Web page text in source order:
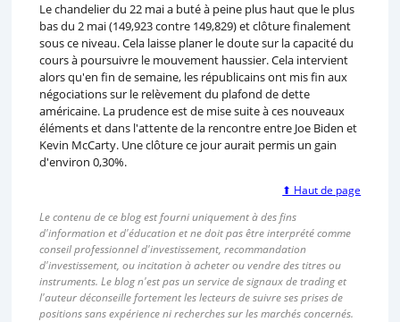
Le chandelier du 22 mai a buté à peine plus haut que le plus
bas du 2 mai (149,923 contre 149,829) et clôture finalement
sous ce niveau. Cela laisse planer le doute sur la capacité du
cours à poursuivre le mouvement haussier. Cela intervient
alors qu'en fin de semaine, les républicains ont mis fin aux
négociations sur le relèvement du plafond de dette
américaine. La prudence est de mise suite à ces nouveaux
éléments et dans l'attente de la rencontre entre Joe Biden et
Kevin McCarty. Une clôture ce jour aurait permis un gain
d'environ 0,30%.
⬆ Haut de page
Le contenu de ce blog est fourni uniquement à des fins
d'information et d'éducation et ne doit pas être interprété comme
conseil professionnel d'investissement, recommandation
d'investissement, ou incitation à acheter ou vendre des titres ou
instruments. Le blog n'est pas un service de signaux de trading et
l'auteur déconseille fortement les lecteurs de suivre ses prises de
positions sans expérience ni recherches sur les marchés concernés.